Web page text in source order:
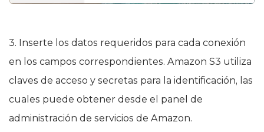
3. Inserte los datos requeridos para cada conexión
en los campos correspondientes. Amazon S3 utiliza
claves de acceso y secretas para la identificación, las
cuales puede obtener desde el panel de
administración de servicios de Amazon.